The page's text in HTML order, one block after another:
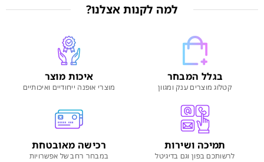
למה לקנות אצלנו?
בגלל המבחר
קטלוג מוצרים ענק ומגוון
איכות מוצר
מוצרי אופנה ייחודיים ואיכותיים
תמיכה ושירות
לרשותכם בפון וגם בדיגיטל
רכישה מאובטחת
במבחר רחב של אפשרויות